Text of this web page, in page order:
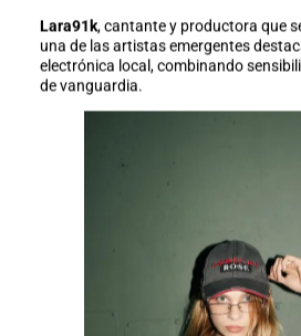
Lara91k, cantante y productora que
una de las artistas emergentes
electrónica local, combinando
de vanguardia.